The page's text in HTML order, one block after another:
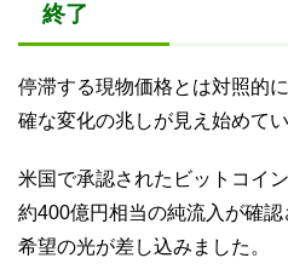
終了
停滞する現物価格とは対照的
確な変化の兆しが見え始めてい
米国で承認されたビットコイ
約400億円相当の純流入が確
希望の光が差し込みました。